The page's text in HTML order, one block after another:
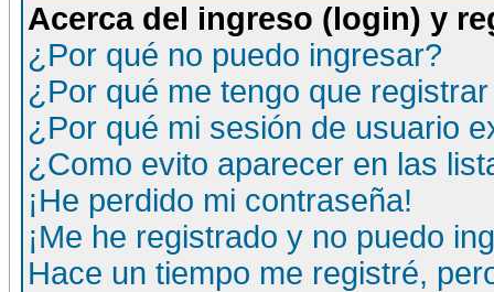
Acerca del ingreso (login) y
¿Por qué no puedo ingresar?
¿Por qué me tengo que
¿Por qué mi sesión de usuario
¿Como evito aparecer en las
¡He perdido mi contraseña!
¡Me he registrado y no puedo
Hace un tiempo me registré,